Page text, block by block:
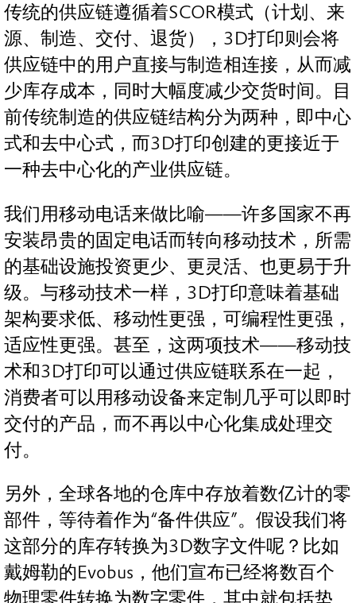
传统的供应链遵循着SCOR模式（计划、来
源、制造、交付、退货），3D打印则会将
供应链中的用户直接与制造相连接，从而减
少库存成本，同时大幅度减少交货时间。目
前传统制造的供应链结构分为两种，即中心
式和去中心式，而3D打印创建的更接近于
一种去中心化的产业供应链。
我们用移动电话来做比喻——许多国家不再
安装昂贵的固定电话而转向移动技术，所需
的基础设施投资更少、更灵活、也更易于升
级。与移动技术一样，3D打印意味着基础
架构要求低、移动性更强，可编程性更强，
适应性更强。甚至，这两项技术——移动技
术和3D打印可以通过供应链联系在一起，
消费者可以用移动设备来定制几乎可以即时
交付的产品，而不再以中心化集成处理交
付。
另外，全球各地的仓库中存放着数亿计的零
部件，等待着作为“备件供应”。假设我们将
这部分的库存转换为3D数字文件呢？比如
戴姆勒的Evobus，他们宣布已经将数百个